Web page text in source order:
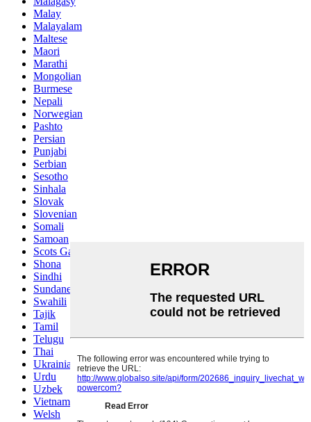
Malay
Malayalam
Maltese
Maori
Marathi
Mongolian
Burmese
Nepali
Norwegian
Pashto
Persian
Punjabi
Serbian
Sesotho
Sinhala
Slovak
Slovenian
Somali
Samoan
Scots Gaelic
Shona
Sindhi
Sundanese
Swahili
Tajik
Tamil
Telugu
Thai
Ukrainian
Urdu
Uzbek
Vietnamese
Welsh